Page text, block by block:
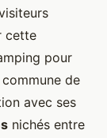
cette
pour
de
avec ses
nichés entre